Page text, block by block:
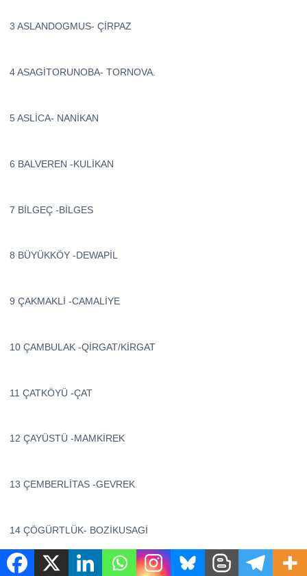
3 ASLANDOGMUS- ÇİRPAZ
4 ASAGİTORUNOBA- TORNOVA.
5 ASLİCA- NANİKAN
6 BALVEREN -KULİKAN
7 BİLGEÇ -BİLGES
8 BÜYÜKKÖY -DEWAPİL
9 ÇAKMAKLİ -CAMALİYE
10 ÇAMBULAK -QİRGAT/KİRGAT
11 ÇATKÖYÜ -ÇAT
12 ÇAYÜSTÜ -MAMKİREK
13 ÇEMBERLİTAS -GEVREK
14 ÇÖGÜRTLÜK- BOZİKUSAGİ